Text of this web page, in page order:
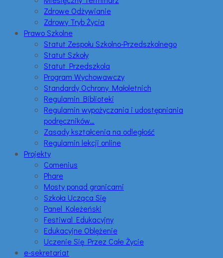
Zdrowe Odżywianie
Zdrowy Tryb Życia
Prawo Szkolne
Statut Zespołu Szkolno-Przedszkolnego
Statut Szkoły
Statut Przedszkola
Program Wychowawczy
Standardy Ochrony Małoletnich
Regulamin Biblioteki
Regulamin wypożyczania i udostępniania
podręczników…
Zasady kształcenia na odległość
Regulamin lekcji online
Projekty
Comenius
Phare
Mosty ponad granicami
Szkoła Ucząca Się
Panel Koleżeński
Festiwal Edukacyjny
Edukacyjne Oblężenie
Uczenie Się Przez Całe Życie
e-sekretariat